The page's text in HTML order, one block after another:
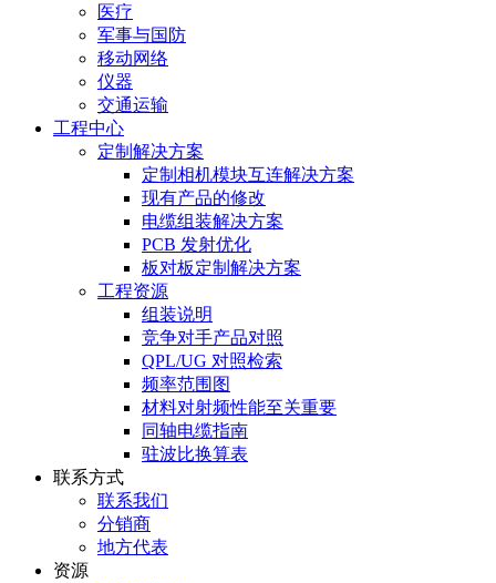
医疗
军事与国防
移动网络
仪器
交通运输
工程中心
定制解决方案
定制相机模块互连解决方案
现有产品的修改
电缆组装解决方案
PCB 发射优化
板对板定制解决方案
工程资源
组装说明
竞争对手产品对照
QPL/UG 对照检索
频率范围图
材料对射频性能至关重要
同轴电缆指南
驻波比换算表
联系方式
联系我们
分销商
地方代表
资源